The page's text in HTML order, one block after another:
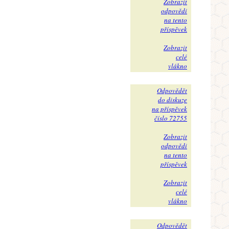
odpovědi
na tento
příspěvek
Zobrazit
celé
vlákno
Odpovědět
do diskuze
na příspěvek
číslo 72755
Zobrazit
odpovědi
na tento
příspěvek
Zobrazit
celé
vlákno
Odpovědět